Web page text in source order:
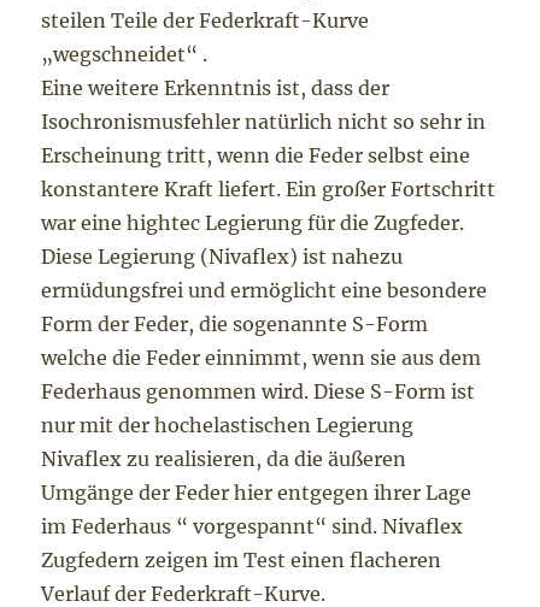
steilen Teile der Federkraft-Kurve
„wegschneidet“ .
Eine weitere Erkenntnis ist, dass der
Isochronismusfehler natürlich nicht so sehr in
Erscheinung tritt, wenn die Feder selbst eine
konstantere Kraft liefert. Ein großer Fortschritt
war eine hightec Legierung für die Zugfeder.
Diese Legierung (Nivaflex) ist nahezu
ermüdungsfrei und ermöglicht eine besondere
Form der Feder, die sogenannte S-Form
welche die Feder einnimmt, wenn sie aus dem
Federhaus genommen wird. Diese S-Form ist
nur mit der hochelastischen Legierung
Nivaflex zu realisieren, da die äußeren
Umgänge der Feder hier entgegen ihrer Lage
im Federhaus “ vorgespannt“ sind. Nivaflex
Zugfedern zeigen im Test einen flacheren
Verlauf der Federkraft-Kurve.